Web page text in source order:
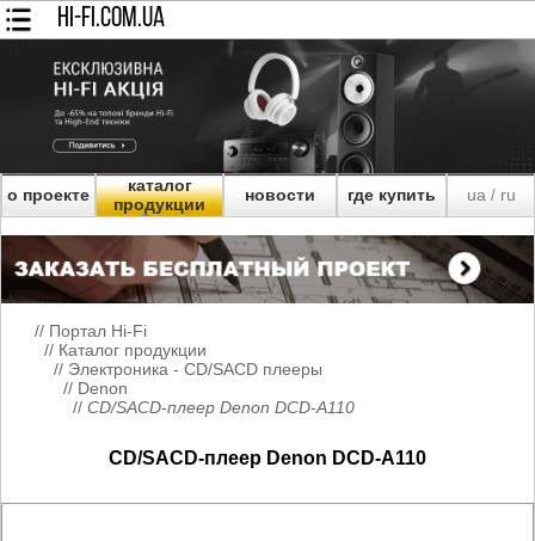
HI-FI.COM.UA
о проекте
каталог
продукции
новости где купить ua/ ru
// Портал Hi-Fi
// Каталог продукции
// Электроника - CD/SACD плееры
// Denon
// CD/SACD-плеер Denon DCD-A110
CD/SACD-плеер Denon DCD-A110